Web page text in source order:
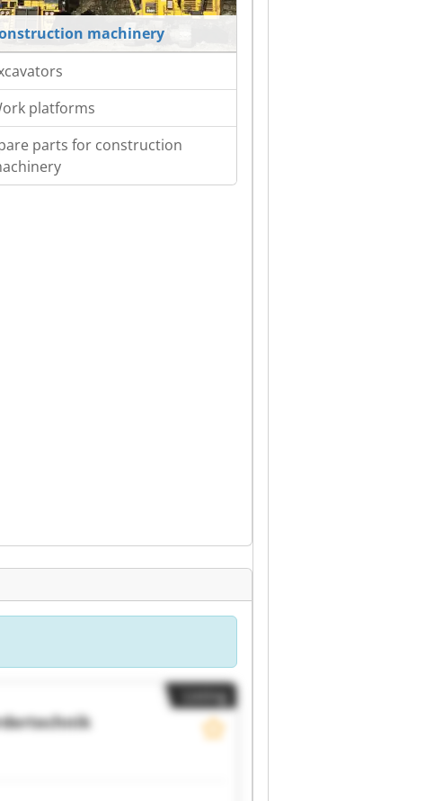
machinery
platforms
parts for construction
Listing